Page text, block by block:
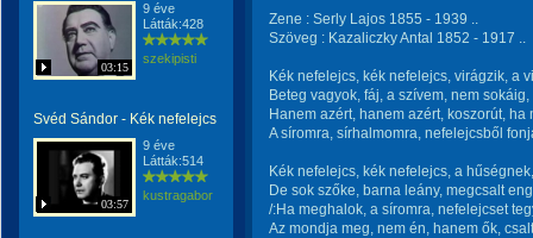
03:15
9 éve
Látták:428
szekipisti
Svéd Sándor - Kék nefelejcs
03:57
9 éve
Látták:514
kustragabor
Zene : Serly Lajos 1855 - 1939 ..
Szöveg : Kazaliczky Antal 1852 - 1917 ..
Kék nefelejcs, kék nefelejcs, virágzik, a
Beteg vagyok, fáj, a szívem, nem
Hanem azért, hanem azért, koszorút, ha
A síromra, sírhalmomra, nefelejcsből
Kék nefelejcs, kék nefelejcs, a
De sok szőke, barna leány, megcsalt
/:Ha meghalok, a síromra, nefelejcset
Az mondja meg, nem én, hanem ők,